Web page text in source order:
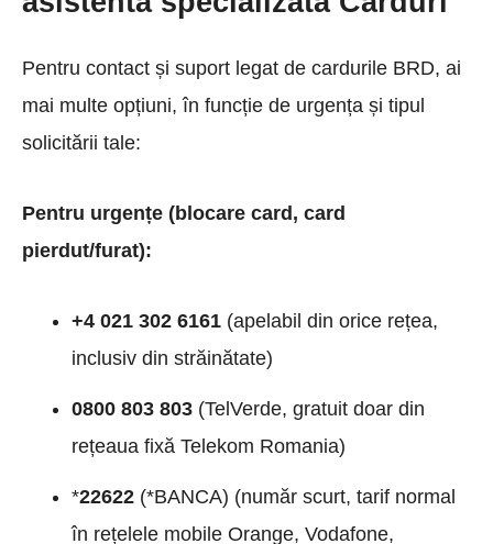
Pentru contact și suport legat de cardurile BRD, ai
mai multe opțiuni, în funcție de urgența și tipul
solicitării tale:
Pentru urgențe (blocare card, card
pierdut/furat):
+4 021 302 6161 (apelabil din orice rețea,
inclusiv din străinătate)
0800 803 803 (TelVerde, gratuit doar din
rețeaua fixă Telekom Romania)
*22622 (*BANCA) (număr scurt, tarif normal
în rețelele mobile Orange, Vodafone,